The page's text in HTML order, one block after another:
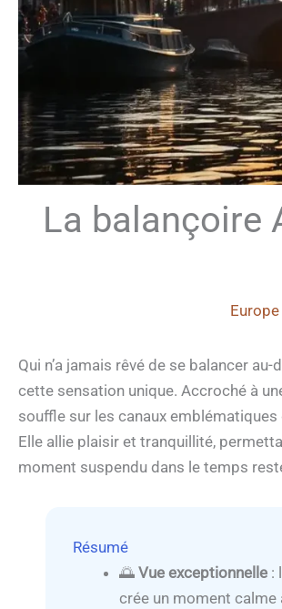
La balançoire
Europe
Qui n’a jamais rêvé de se balancer
cette sensation unique. Accroché à
souffle sur les canaux
Elle allie plaisir et tranquillité,
moment suspendu dans le temps
Résumé
🌅 Vue exceptionnelle :
crée un moment calme